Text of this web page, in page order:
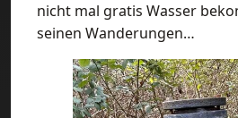
nicht mal gratis Wasser
seinen Wanderungen…